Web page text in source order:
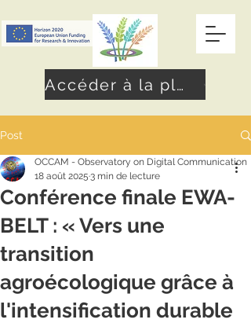
Accéder à la plateforme
Post
Conférence finale EWA-
BELT : « Vers une
transition
agroécologique grâce à
l'intensification durable
OCCAM - Observatory on Digital Communication
18 août 2025 3 min de lecture